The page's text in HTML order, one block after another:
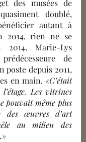
des musées de
doublé,
autant à
2014, rien ne se
2014, Marie-Lys
de
poste depuis 2011,
en main. «C’était
Les vitrines
pouvait même plus
des œuvres d’art
au milieu des
»